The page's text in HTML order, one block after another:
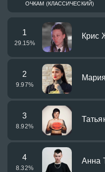
ОЧКАМ (КЛАССИЧЕСКИЙ)
1
29.15%
Крис
2
9.97%
3
8.92%
4
8.32%
Анна